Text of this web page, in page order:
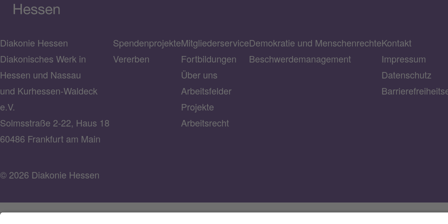
Diakonie Hessen
Diakonisches Werk in
Hessen und Nassau
und Kurhessen-Waldeck
e.V.
Solmsstraße 2-22, Haus 18
60486 Frankfurt am Main
Spendenprojekte
Vererben
Mitgliederservice
Fortbildungen
Über uns
Arbeitsfelder
Projekte
Arbeitsrecht
Demokratie und Menschenrechte
Beschwerdemanagement
Kontakt
Impressum
Datenschutz
© 2026 Diakonie Hessen